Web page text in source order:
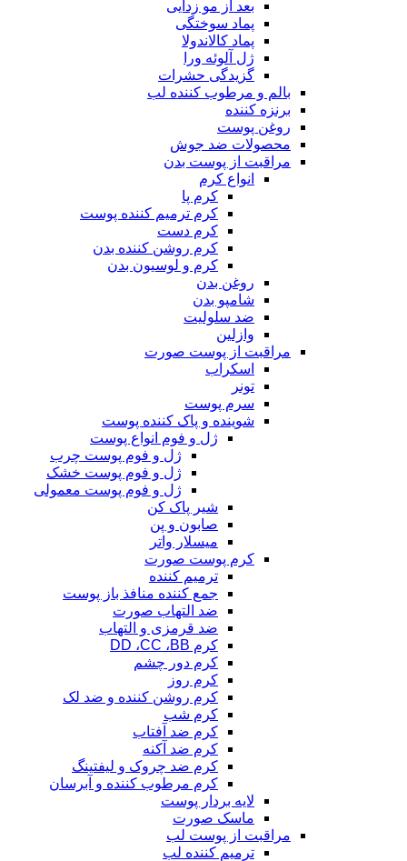
بعد از مو زدایی
پماد سوختگی
پماد کالاندولا
ژل آلوئه ورا
گزیدگی حشرات
بالم و مرطوب کننده لب
برنزه کننده
روغن پوست
محصولات ضد جوش
مراقبت از پوست بدن
انواع کرم
کرم پا
کرم ترمیم کننده پوست
کرم دست
کرم روشن کننده بدن
کرم و لوسیون بدن
روغن بدن
شامپو بدن
ضد سلولیت
وازلین
مراقبت از پوست صورت
اسکراب
تونر
سرم پوست
شوینده و پاک کننده پوست
ژل و فوم انواع پوست
ژل و فوم پوست چرب
ژل و فوم پوست خشک
ژل و فوم پوست معمولی
شیر پاک کن
صابون و پن
میسلار واتر
کرم پوست صورت
ترمیم کننده
جمع کننده منافذ باز پوست
ضد التهاب صورت
ضد قرمزی و التهاب
کرم DD ،CC ،BB
کرم دور چشم
کرم روز
کرم روشن کننده و ضد لک
کرم شب
کرم ضد آفتاب
کرم ضد آکنه
کرم ضد چروک و لیفتینگ
کرم مرطوب کننده و آبرسان
لایه بردار پوست
ماسک صورت
مراقبت از پوست لب
ترمیم کننده لب